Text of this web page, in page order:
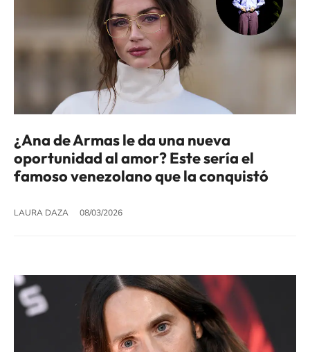
¿Ana de Armas le da una nueva
oportunidad al amor? Este sería el
famoso venezolano que la conquistó
LAURA DAZA 08/03/2026